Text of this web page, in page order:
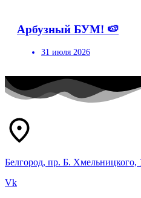
Арбузный БУМ! 🍉
31 июля 2026
Белгород, пр. Б. Хмельницкого,
Vk